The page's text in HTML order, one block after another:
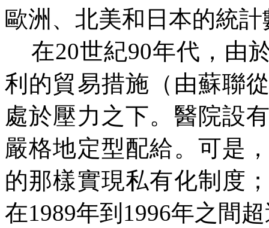
歐洲、北美和日本的統
在20世紀90年代，由
利的貿易措施（由蘇聯
處於壓力之下。醫院設
嚴格地定型配給。可是
的那樣實現私有化制度
在1989年到1996年之間